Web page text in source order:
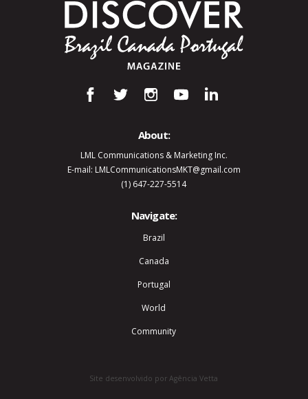
About:
LML Communications & Marketing Inc.
E-mail: LMLCommunicationsMKT@gmail.com
(1) 647-227-5514
Navigate:
Brazil
Canada
Portugal
World
Community
Site desenvolvido por Agência Vetta